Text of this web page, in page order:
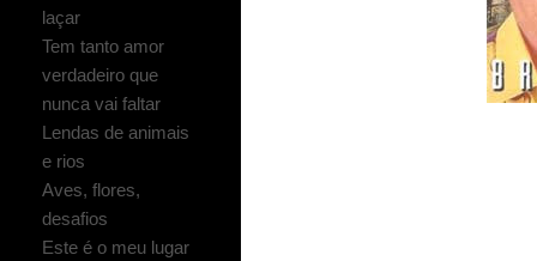
laçar
Tem tanto amor
verdadeiro que
nunca vai faltar
Lendas de animais
e rios
Aves, flores,
desafios
Este é o meu lugar